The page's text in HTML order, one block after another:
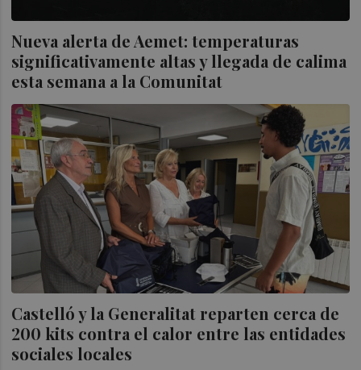
Nueva alerta de Aemet: temperaturas
significativamente altas y llegada de calima
esta semana a la Comunitat
Castelló y la Generalitat reparten cerca de
200 kits contra el calor entre las entidades
sociales locales